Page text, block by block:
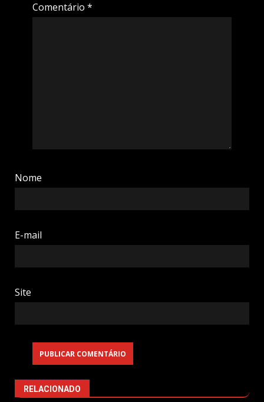
Comentário *
Nome
E-mail
Site
RELACIONADO